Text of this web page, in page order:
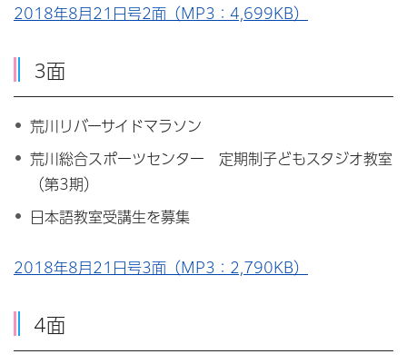
2018年8月21日号2面（MP3：4,699KB）
3面
荒川リバーサイドマラソン
荒川総合スポーツセンター 定期制子どもスタジオ教室
（第3期）
日本語教室受講生を募集
2018年8月21日号3面（MP3：2,790KB）
4面